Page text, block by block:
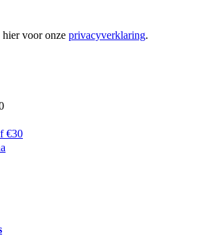
voor onze privacyverklaring.
€30